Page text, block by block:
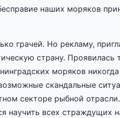
наших моряков
грачей. Но рекламу,
страну. Проявилась
моряков
скандальные
секторе рыбной отрасли.
научить всех страждущих